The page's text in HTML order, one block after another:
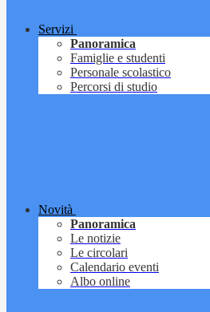
Servizi
Panoramica
Famiglie e studenti
Personale scolastico
Percorsi di studio
Novità
Panoramica
Le notizie
Le circolari
Calendario eventi
Albo online